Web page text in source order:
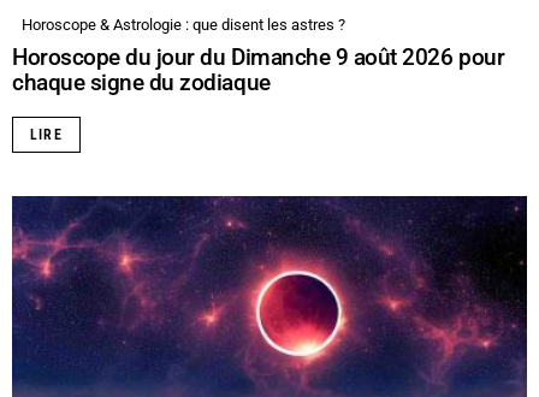
Horoscope & Astrologie : que disent les astres ?
Horoscope du jour du Dimanche 9 août 2026 pour
chaque signe du zodiaque
LIRE